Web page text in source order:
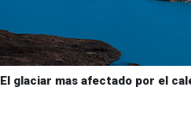
glaciar mas afectado por el